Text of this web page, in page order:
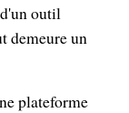
outil
demeure un
plateforme